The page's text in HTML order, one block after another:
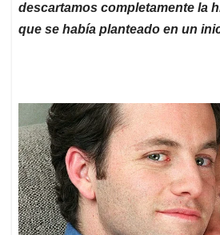
descartamos completamente la
que se había planteado en un